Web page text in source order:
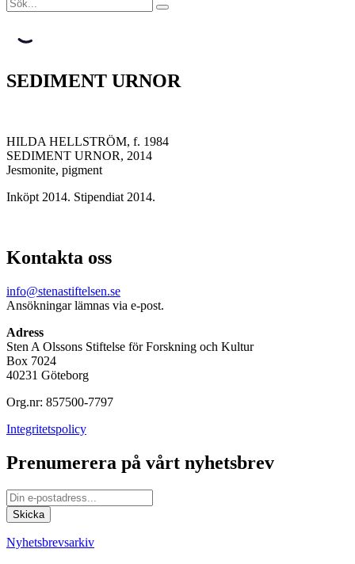
SEDIMENT URNOR
HILDA HELLSTRÖM, f. 1984
SEDIMENT URNOR, 2014
Jesmonite, pigment
Inköpt 2014. Stipendiat 2014.
Kontakta oss
info@stenastiftelsen.se
Ansökningar lämnas via e-post.
Adress
Sten A Olssons Stiftelse för Forskning och Kultur
Box 7024
40231 Göteborg
Org.nr: 857500-7797
Integritetspolicy
Prenumerera på vårt nyhetsbrev
Nyhetsbrevsarkiv